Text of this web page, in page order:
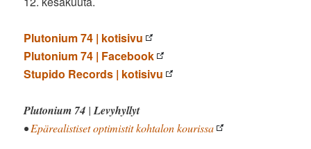
Plutonium 74 | kotisivu
Plutonium 74 | Facebook
Stupido Records | kotisivu
Plutonium 74 |Levyhyllyt
•Epärealistiset optimistit kohtalon kourissa